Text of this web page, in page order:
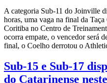
A categoria Sub-11 do Joinville
horas, uma vaga na final da
Coritiba no Centro de
ocorra empate, o vencedor será
final, o Coelho derrotou o
Sub-15 e Sub-17
do Catarinense